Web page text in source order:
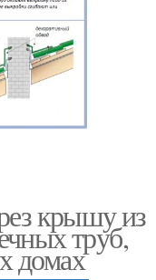
крышу из
труб,
домах